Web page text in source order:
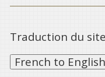
Traduction du site